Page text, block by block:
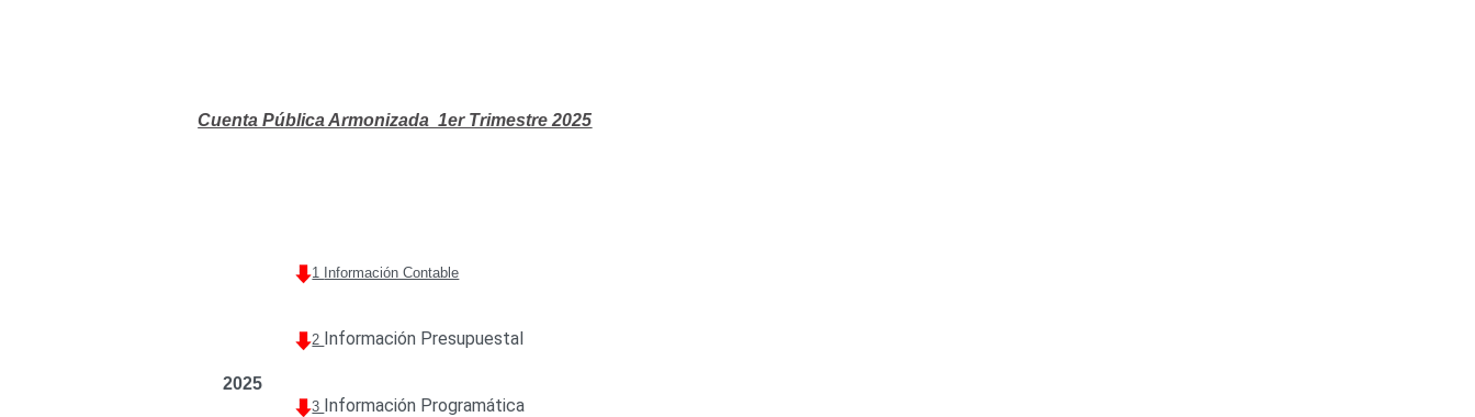
Cuenta Pública Armonizada 1er Trimestre 2025
2025
1 Información Contable
2 Información Presupuestal
3 Información Programática